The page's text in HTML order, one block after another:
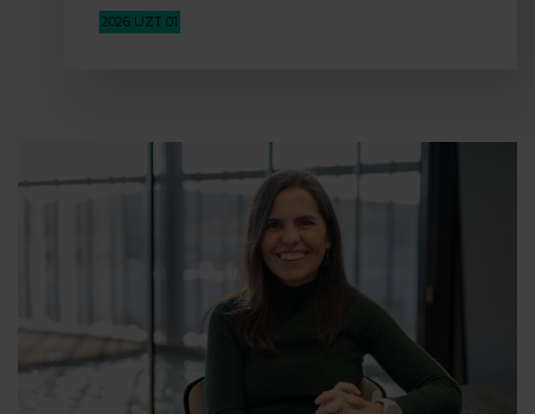
2026 UZT 01